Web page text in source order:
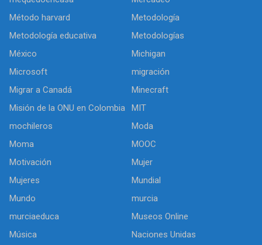
Método harvard
Metodología
Metodología educativa
Metodologías
México
Michigan
Microsoft
migración
Migrar a Canadá
Minecraft
Misión de la ONU en Colombia
MIT
mochileros
Moda
Moma
MOOC
Motivación
Mujer
Mujeres
Mundial
Mundo
murcia
murciaeduca
Museos Online
Música
Naciones Unidas